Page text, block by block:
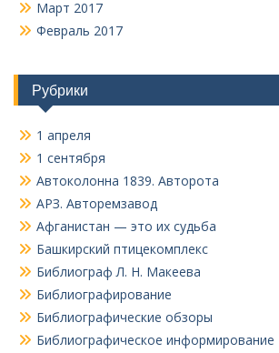
Март 2017
Февраль 2017
Рубрики
1 апреля
1 сентября
Автоколонна 1839. Авторота
АРЗ. Авторемзавод
Афганистан — это их судьба
Башкирский птицекомплекс
Библиограф Л. Н. Макеева
Библиографирование
Библиографические обзоры
Библиографическое информирование